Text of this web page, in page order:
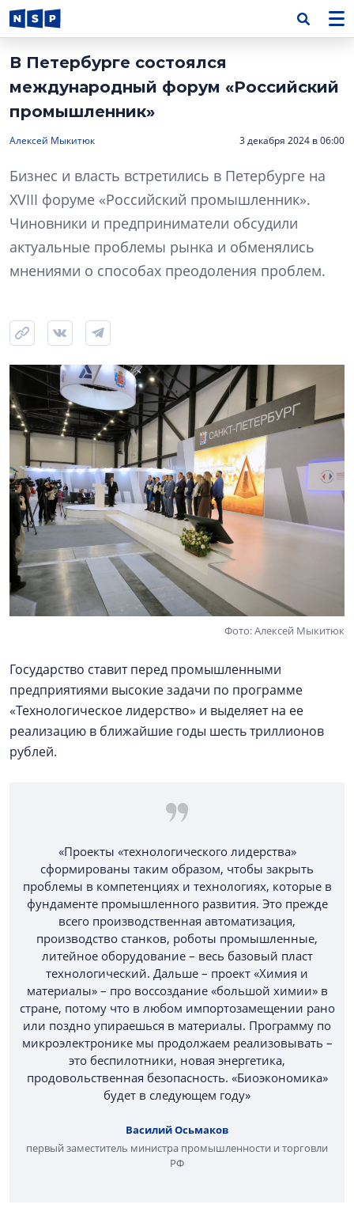
В Петербурге состоялся
международный форум «Российский
промышленник»
Алексей Мыкитюк 3 декабря 2024 в 06:00
Бизнес и власть встретились в Петербурге на
XVIII форуме «Российский промышленник».
Чиновники и предприниматели обсудили
актуальные проблемы рынка и обменялись
мнениями о способах преодоления проблем.
Фото: Алексей Мыкитюк
Государство ставит перед промышленными
предприятиями высокие задачи по программе
«Технологическое лидерство» и выделяет на ее
реализацию в ближайшие годы шесть триллионов
рублей.
«Проекты «технологического лидерства»
сформированы таким образом, чтобы закрыть
проблемы в компетенциях и технологиях, которые в
фундаменте промышленного развития. Это прежде
всего производственная автоматизация,
производство станков, роботы промышленные,
литейное оборудование – весь базовый пласт
технологический. Дальше – проект «Химия и
материалы» – про воссоздание «большой химии» в
стране, потому что в любом импортозамещении рано
или поздно упираешься в материалы. Программу по
микроэлектронике мы продолжаем реализовывать –
это беспилотники, новая энергетика,
продовольственная безопасность. «Биоэкономика»
будет в следующем году»
Василий Осьмаков
первый заместитель министра промышленности и торговли
РФ